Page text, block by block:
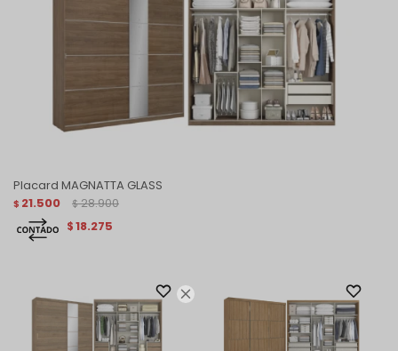

Placard MAGNATTA GLASS
$ 21.500 $ 28.900
$18.275